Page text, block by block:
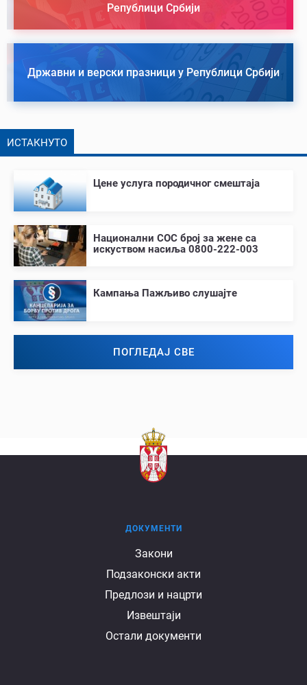
Републици Србији
Државни и верски празници у Републици Србији
ИСТАКНУТО
Цене услуга породичног смештаја
Национални СОС број за жене са
искуством насиља 0800-222-003
Кампања Пажљиво слушајте
ПОГЛЕДАЈ СВЕ
ДОКУМЕНТИ
Закони
Подзаконски акти
Предлози и нацрти
Извештаји
Остали документи